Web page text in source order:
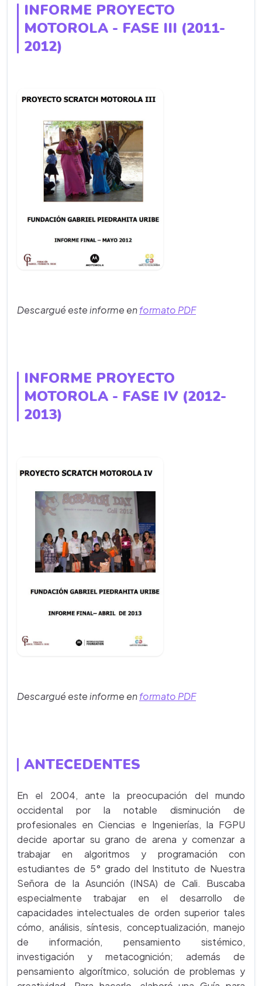
INFORME PROYECTO
MOTOROLA - FASE III (2011-
2012)
Descargué este informe enformato PDF
INFORME PROYECTO
MOTOROLA - FASE IV (2012-
2013)
Descargué este informe enformato PDF
ANTECEDENTES
En el 2004, ante la preocupación del mundo
occidental por la notable disminución de
profesionales en Ciencias e Ingenierías, la FGPU
decide aportar su grano de arena y comenzar a
trabajar en algoritmos y programación con
estudiantes de 5° grado del Instituto de Nuestra
Señora de la Asunción (INSA) de Cali. Buscaba
especialmente trabajar en el desarrollo de
capacidades intelectuales de orden superior tales
cómo, análisis, síntesis, conceptualización, manejo
de información, pensamiento sistémico,
investigación y metacognición; además de
pensamiento algorítmico, solución de problemas y